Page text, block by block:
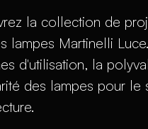
la collection de
lampes Martinelli
d'utilisation, la
des lampes pour le